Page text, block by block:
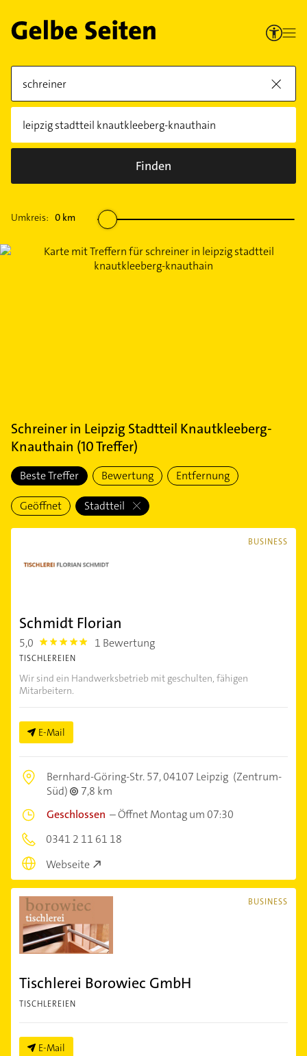
Finden
Umkreis: 0 km
Schreinerin Leipzig Stadtteil Knautkleeberg-
Knauthain (10Treffer)
Beste Treffer Bewertung Entfernung
Geöffnet Stadtteil
BUSINESS
Schmidt Florian
5,0 5.0 1 Bewertung
TISCHLEREIEN
Wir sind ein Handwerksbetrieb mit geschulten, fähigen
Mitarbeitern.
E-Mail
Bernhard-Göring-Str. 57,04107 Leipzig (Zentrum-
Süd)
7,8 km
Geschlossen –Öffnet Montag um 07:30
0341 2 11 61 18
Webseite
BUSINESS
Tischlerei Borowiec GmbH
TISCHLEREIEN
E-Mail